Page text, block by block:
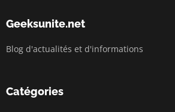
Geeksunite.net
Blog d'actualités et d'informations
Catégories